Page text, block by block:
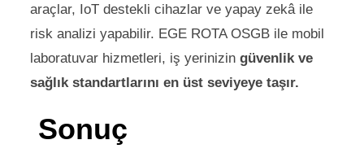
araçlar, IoT destekli cihazlar ve yapay zekâ ile
risk analizi yapabilir. EGE ROTA OSGB ile mobil
laboratuvar hizmetleri, iş yerinizin güvenlik ve
sağlık standartlarını en üst seviyeye taşır.
Sonuç